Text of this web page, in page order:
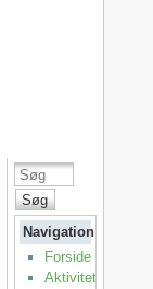
Søg
Navigation
Forside
Aktiviteter